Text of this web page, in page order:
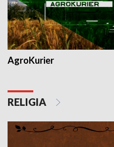
AgroKurier
RELIGIA